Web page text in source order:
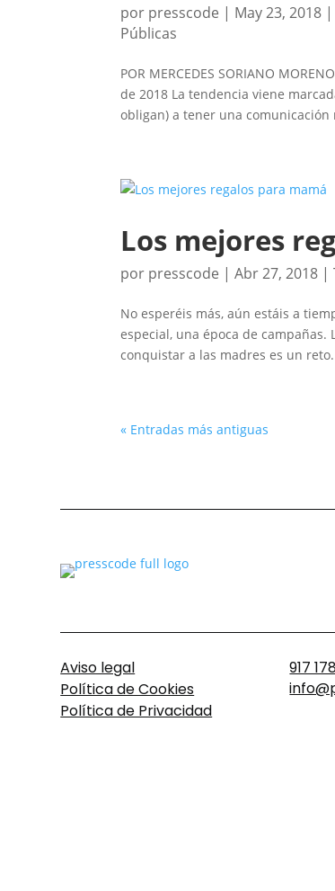
por presscode | May 23, 2018 |
Públicas
POR MERCEDES SORIANO
de 2018 La tendencia viene
obligan) a tener una comunicación
Los mejores
por presscode |Abr 27, 2018 |
No esperéis más, aún estáis a
especial, una época de
conquistar a las madres es un
« Entradas más antiguas
Aviso legal
Política de Cookies
Política de Privacidad
917